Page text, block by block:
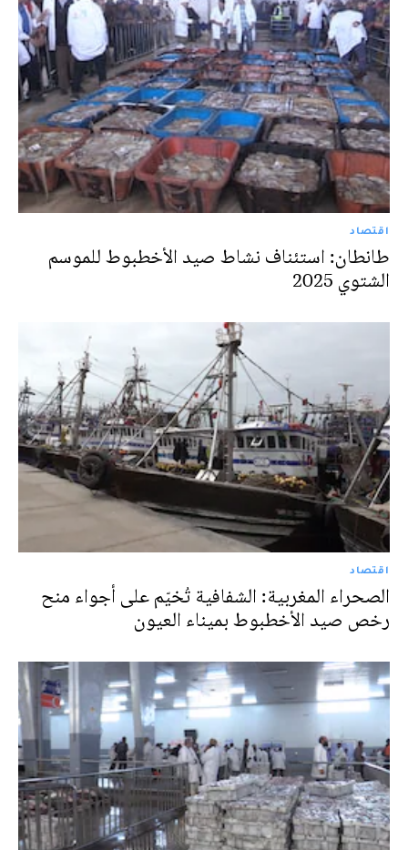
اقتصاد
طانطان: استئناف نشاط صيد الأخطبوط للموسم
الشتوي 2025
اقتصاد
الصحراء المغربية: الشفافية تُخيّم على أجواء منح
رخص صيد الأخطبوط بميناء العيون